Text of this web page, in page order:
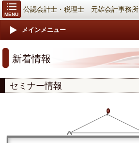
MENU
公認会計士・税理士 元雄会計事務所
メインメニュー
新着情報
セミナー情報